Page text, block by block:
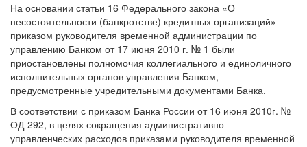
На основании статьи 16 Федерального закона «О
несостоятельности (банкротстве) кредитных организаций»
приказом руководителя временной администрации по
управлению Банком от 17 июня 2010 г. № 1 были
приостановлены полномочия коллегиального и единоличного
исполнительных органов управления Банком,
предусмотренные учредительными документами Банка.
В соответствии с приказом Банка России от 16 июня 2010г. №
ОД-292, в целях сокращения административно-
управленческих расходов приказами руководителя временной